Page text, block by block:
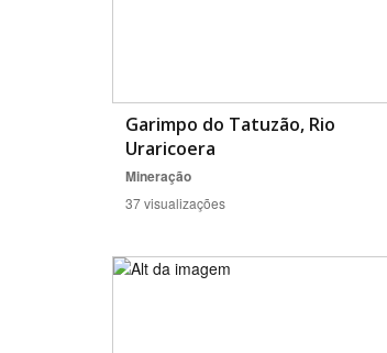
Garimpo do Tatuzão, Rio
Uraricoera
Mineração
37 visualizações